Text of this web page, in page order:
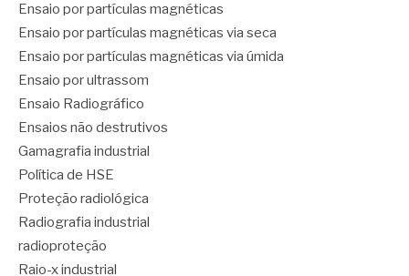
Ensaio por partículas magnéticas
Ensaio por partículas magnéticas via seca
Ensaio por partículas magnéticas via úmida
Ensaio por ultrassom
Ensaio Radiográfico
Ensaios não destrutivos
Gamagrafia industrial
Política de HSE
Proteção radiológica
Radiografia industrial
radioproteção
Raio-x industrial